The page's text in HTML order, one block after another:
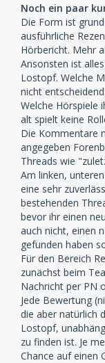
Noch ein paar
Die Form ist
ausführliche
Hörbericht. Mehr
Ansonsten ist
Lostopf. Welche
nicht entscheidend.
Welche Hörspiele
alt spielt keine
Die Kommentare
angegeben
Threads wie
Am linken,
eine sehr
bestehenden
bevor ihr einen
auch nicht, einen
gefunden haben
Für den Bereich
zunächst beim
Nachricht per PN
Jede Bewertung
die aber natürlich
Lostopf,
zu finden ist. Je
Chance auf einen